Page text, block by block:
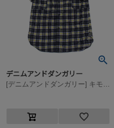
デニムアンドダンガリー